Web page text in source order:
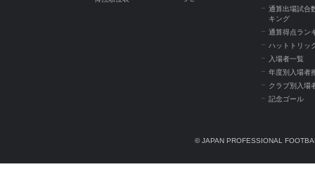
通算出場試合
キング
通算得点ラン
ハットトリッ
入場者一覧
年度別入場者
クラブ別入場
記念ゴール
© JAPAN PROFESSIONAL